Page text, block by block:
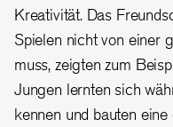
Kreativität. Das
Spielen nicht von einer
muss, zeigten zum
Jungen lernten sich
kennen und bauten